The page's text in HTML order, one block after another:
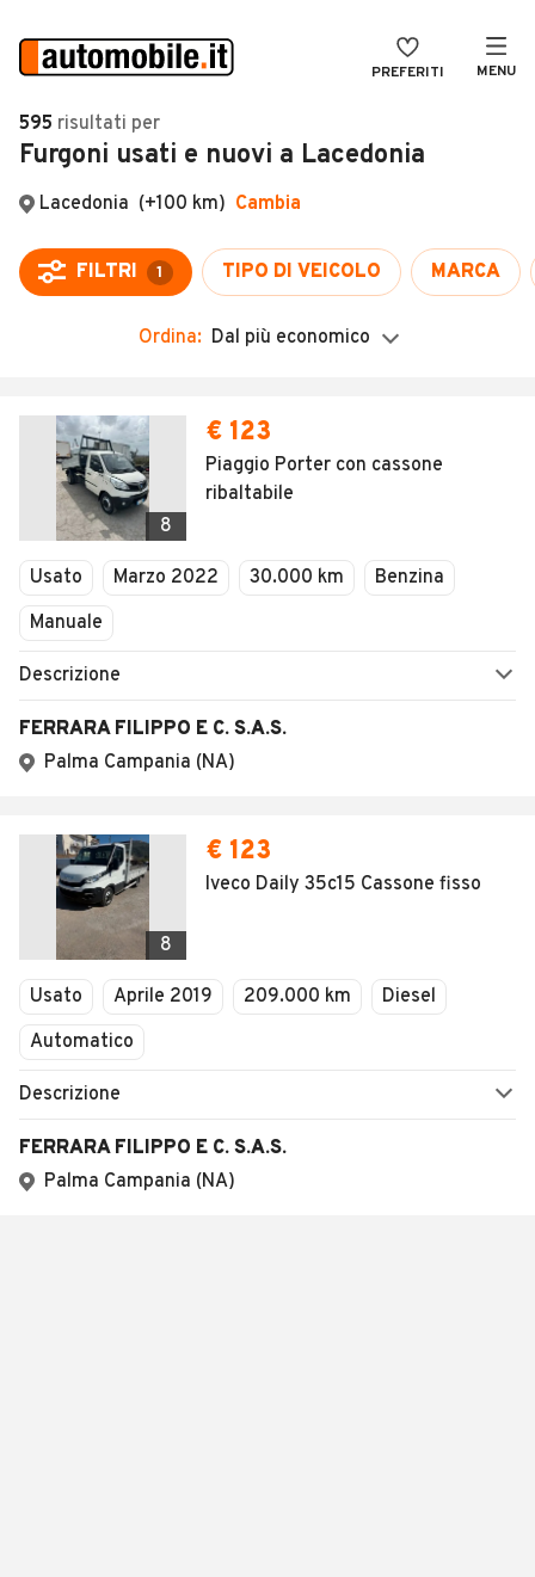
PREFERITI MENU
Auto
Auto usate
Auto Km 0
Auto Nuove
Noleggio a lungo termine
Moto
Camper
Veicoli Commerciali
Concessionari
VENDI
MAGAZINE
ACCEDI
595 risultati per
Furgoni usati e nuovi a Lacedonia
Lacedonia (+100 km) Cambia
FILTRI 1 TIPO DI VEICOLO MARCA
Ordina: Dal più economico